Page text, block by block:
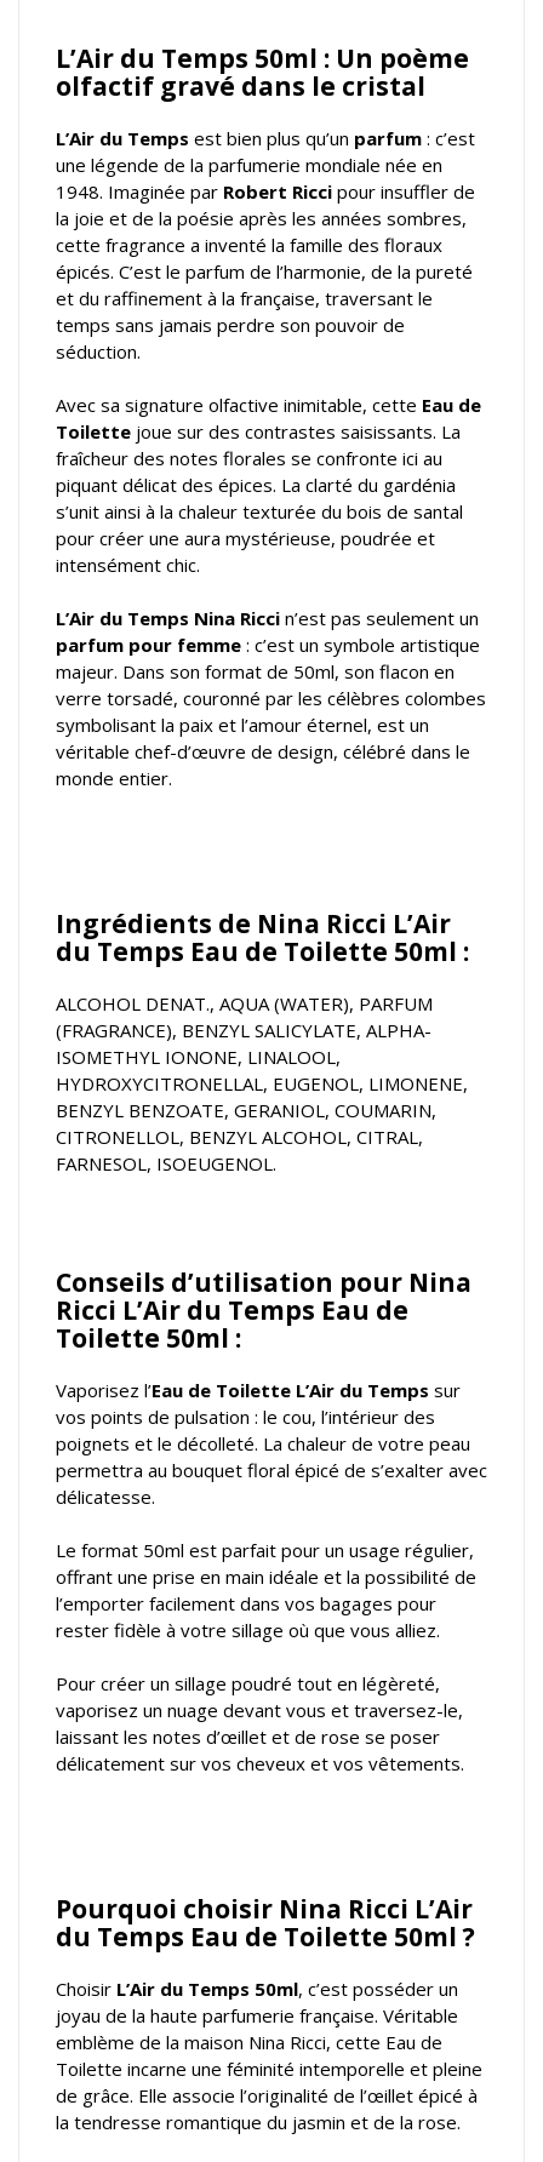
L’Air du Temps 50ml : Un poème
olfactif gravé dans le cristal
L’Air du Temps est bien plus qu’un parfum : c’est
une légende de la parfumerie mondiale née en
1948. Imaginée par Robert Ricci pour insuffler de
la joie et de la poésie après les années sombres,
cette fragrance a inventé la famille des floraux
épicés. C’est le parfum de l’harmonie, de la pureté
et du raffinement à la française, traversant le
temps sans jamais perdre son pouvoir de
séduction.
Avec sa signature olfactive inimitable, cette Eau de
Toilette joue sur des contrastes saisissants. La
fraîcheur des notes florales se confronte ici au
piquant délicat des épices. La clarté du gardénia
s’unit ainsi à la chaleur texturée du bois de santal
pour créer une aura mystérieuse, poudrée et
intensément chic.
L’Air du Temps Nina Ricci n’est pas seulement un
parfum pour femme : c’est un symbole artistique
majeur. Dans son format de 50ml, son flacon en
verre torsadé, couronné par les célèbres colombes
symbolisant la paix et l’amour éternel, est un
véritable chef-d’œuvre de design, célébré dans le
monde entier.
Ingrédients de Nina Ricci L’Air
du Temps Eau de Toilette 50ml :
ALCOHOL DENAT., AQUA (WATER), PARFUM
(FRAGRANCE), BENZYL SALICYLATE, ALPHA-
ISOMETHYL IONONE, LINALOOL,
HYDROXYCITRONELLAL, EUGENOL, LIMONENE,
BENZYL BENZOATE, GERANIOL, COUMARIN,
CITRONELLOL, BENZYL ALCOHOL, CITRAL,
FARNESOL, ISOEUGENOL.
Conseils d’utilisation pour Nina
Ricci L’Air du Temps Eau de
Toilette 50ml :
Vaporisez l’Eau de Toilette L’Air du Temps sur
vos points de pulsation : le cou, l’intérieur des
poignets et le décolleté. La chaleur de votre peau
permettra au bouquet floral épicé de s’exalter avec
délicatesse.
Le format 50ml est parfait pour un usage régulier,
offrant une prise en main idéale et la possibilité de
l’emporter facilement dans vos bagages pour
rester fidèle à votre sillage où que vous alliez.
Pour créer un sillage poudré tout en légèreté,
vaporisez un nuage devant vous et traversez-le,
laissant les notes d’œillet et de rose se poser
délicatement sur vos cheveux et vos vêtements.
Pourquoi choisir Nina Ricci L’Air
du Temps Eau de Toilette 50ml ?
Choisir L’Air du Temps 50ml, c’est posséder un
joyau de la haute parfumerie française. Véritable
emblème de la maison Nina Ricci, cette Eau de
Toilette incarne une féminité intemporelle et pleine
de grâce. Elle associe l’originalité de l’œillet épicé à
la tendresse romantique du jasmin et de la rose.